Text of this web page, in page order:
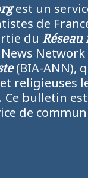
est un
de
du
Network
(BIA-ANN),
religieuses
Ce bulletin
de